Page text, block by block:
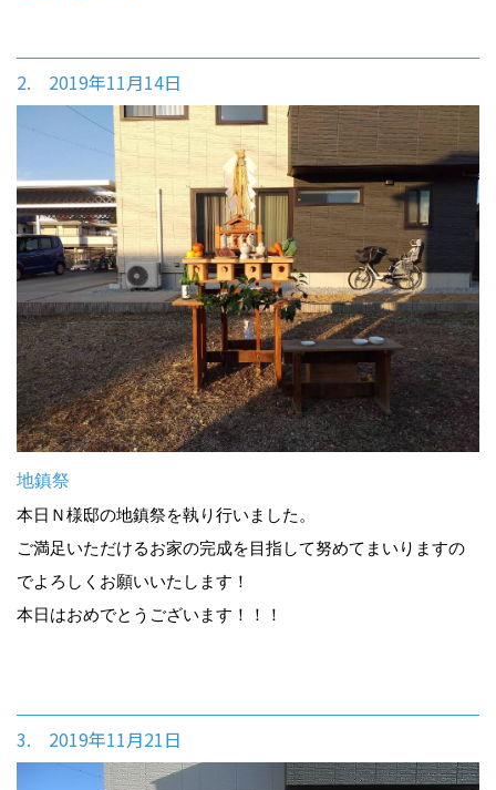
2. 2019年11月14日
地鎮祭
本日Ｎ様邸の地鎮祭を執り行いました。
ご満足いただけるお家の完成を目指して努めてまいりますの
でよろしくお願いいたします！
本日はおめでとうございます！！！
3. 2019年11月21日